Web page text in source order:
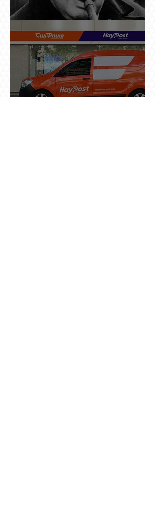
Չերչիլն ու հայերը
Ինչո՞ւ պետական «Հայփոստը» չի